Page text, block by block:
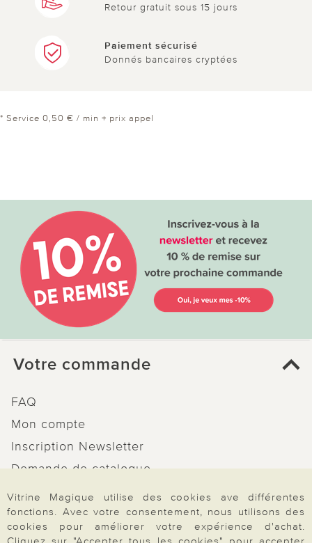
Retour gratuit sous 15 jours
Paiement sécurisé
Donnés bancaires cryptées
* Service 0,50 € / min + prix appel
Votre commande
FAQ
Mon compte
Inscription Newsletter
Demande de catalogue
Données personnelles
Droit de rétractation
Rétractation
Vitrine Magique utilise des cookies ave différentes
fonctions. Avec votre consentement, nous utilisons des
cookies pour améliorer votre expérience d'achat.